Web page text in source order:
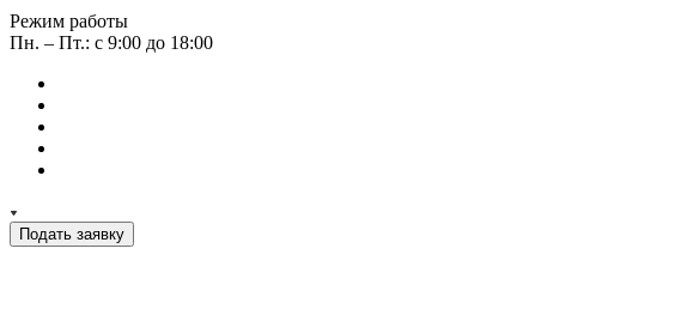
Режим работы
Пн. – Пт.: с 9:00 до 18:00
Подать заявку